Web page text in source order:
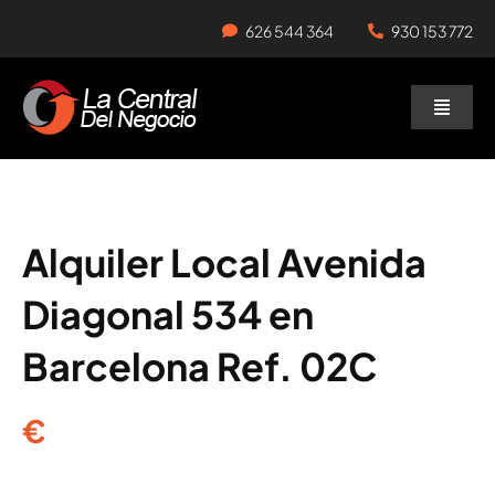
content
626 544 364 930 153 772
Toggle
Negocios en Traspaso
Servicios
Alquiler Local Avenida
Diagonal 534 en
Barcelona Ref. 02C
€